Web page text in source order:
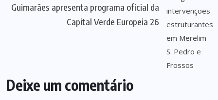
Guimarães apresenta programa oficial da
Capital Verde Europeia 26
Deixe um comentário